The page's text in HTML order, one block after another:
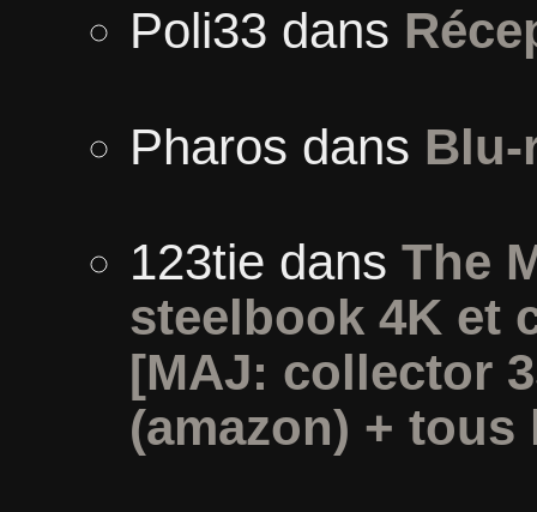
Poli33 dans
Pharos dans Blu-
123tie dans The
steelbook 4K et
[MAJ: collector
(amazon) +